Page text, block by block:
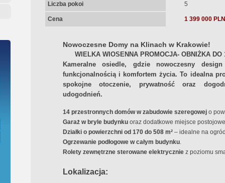
Liczba pokoi 5
Cena 1 399 000 PLN
Nowoczesne Domy na Klinach w Krakowie!
WIELKA WIOSENNA PROMOCJA- OBNIŻKA DO
Kameralne osiedle, gdzie nowoczesny design
funkcjonalnością i komfortem życia. To idealna
spokojne otoczenie, prywatność oraz
udogodnień.
14 przestronnych domów w zabudowie szeregowejo
Garaż w bryle budynkuoraz dodatkowe miejsce
Działki o powierzchni od 170 do 508 m²– idealne na
Ogrzewanie podłogowe w całym budynku.
Rolety zewnętrzne sterowane elektryczniez poziomu
Lokalizacja: